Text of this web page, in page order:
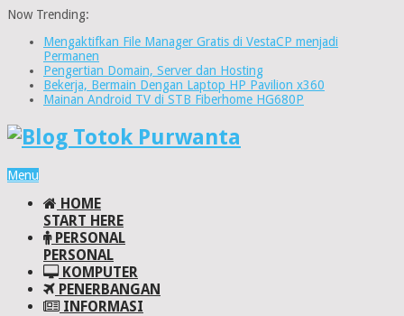
Now Trending:
Mengaktifkan File Manager Gratis di VestaCP menjadi
Permanen
Pengertian Domain, Server dan Hosting
Bekerja, Bermain Dengan Laptop HP Pavilion x360
Mainan Android TV di STB Fiberhome HG680P
Menu
HOME
START HERE
PERSONAL
PERSONAL
KOMPUTER
PENERBANGAN
INFORMASI